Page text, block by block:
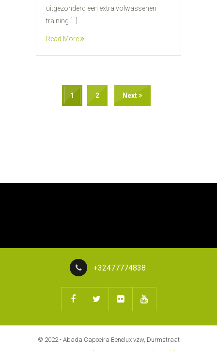
uitgezonderd een extra volwassenen
training […]
Read More
1 2 Next
+32477774838
© 2022 - Abada Capoeira Benelux vzw, Durmstraat